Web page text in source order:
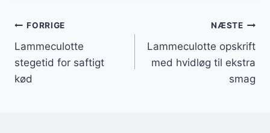
Indlægsnavigation
FORRIGE
Lammeculotte
stegetid for saftigt
kød
NÆSTE
Lammeculotte opskrift
med hvidløg til ekstra
smag